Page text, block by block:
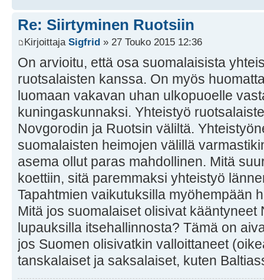
Re: Siirtyminen Ruotsiin
Kirjoittaja Sigfrid » 27 Touko 2015 12:36
On arvioitu, että osa suomalaisista
ruotsalaisten kanssa. On myös
luomaan vakavan uhan ulkopuoelle
kuningaskunnaksi. Yhteistyö
Novgorodin ja Ruotsin väliltä.
suomalaisten heimojen välillä
asema ollut paras mahdollinen. Mitä
koettiin, sitä paremmaksi yhteistyö
Tapahtmien vaikutuksilla myöhempään
Mitä jos suomalaiset olisivat kääntyneet
lupauksilla itsehallinnosta? Tämä on
jos Suomen olisivatkin valloittaneet
tanskalaiset ja saksalaiset, kuten